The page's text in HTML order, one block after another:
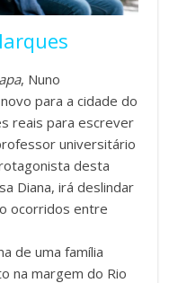
, Nuno
para a cidade do
reais para escrever
universitário
desta
Diana, irá deslindar
ocorridos entre
de uma família
na margem do Rio